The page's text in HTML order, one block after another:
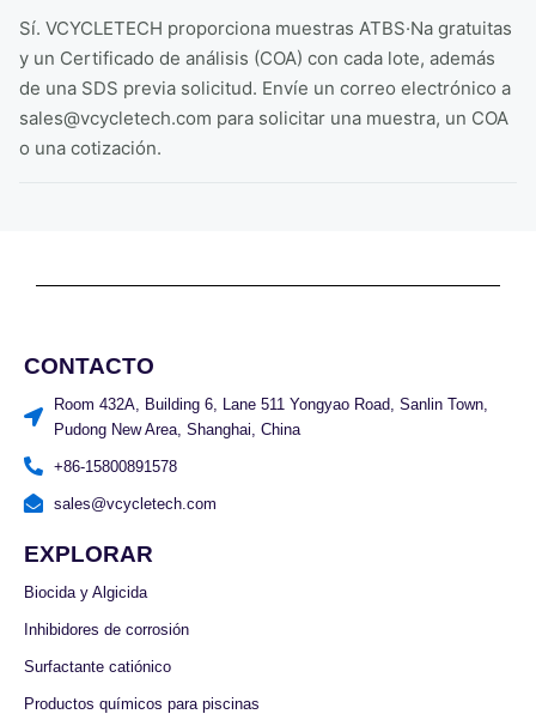
Sí. VCYCLETECH proporciona muestras ATBS·Na gratuitas
y un Certificado de análisis (COA) con cada lote, además
de una SDS previa solicitud. Envíe un correo electrónico a
sales@vcycletech.com para solicitar una muestra, un COA
o una cotización.
CONTACTO
Room 432A, Building 6, Lane 511 Yongyao Road, Sanlin Town,
Pudong New Area, Shanghai, China
+86-15800891578
sales@vcycletech.com
EXPLORAR
Biocida y Algicida
Inhibidores de corrosión
Surfactante catiónico
Productos químicos para piscinas